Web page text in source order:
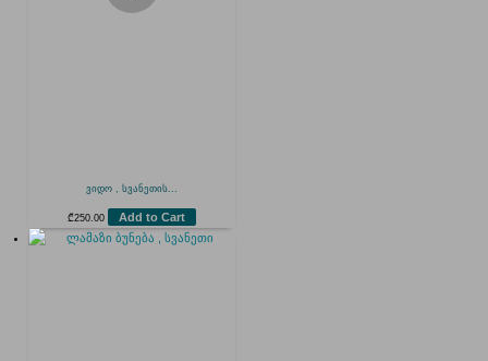
ვიდო , სვანეთის...
₾250.00 Add to Cart